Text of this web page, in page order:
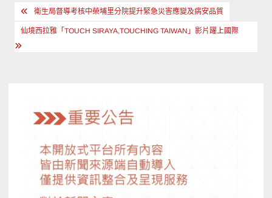
文
章
導
衛生局督導考核中榮埔里分院提升緊急災害應變及病安品質
仙境西拉雅「TOUCH SIRAYA,TOUCHING TAIWAN」影片躍上國際